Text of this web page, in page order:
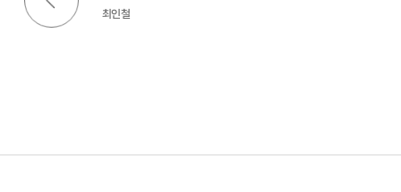
최인철